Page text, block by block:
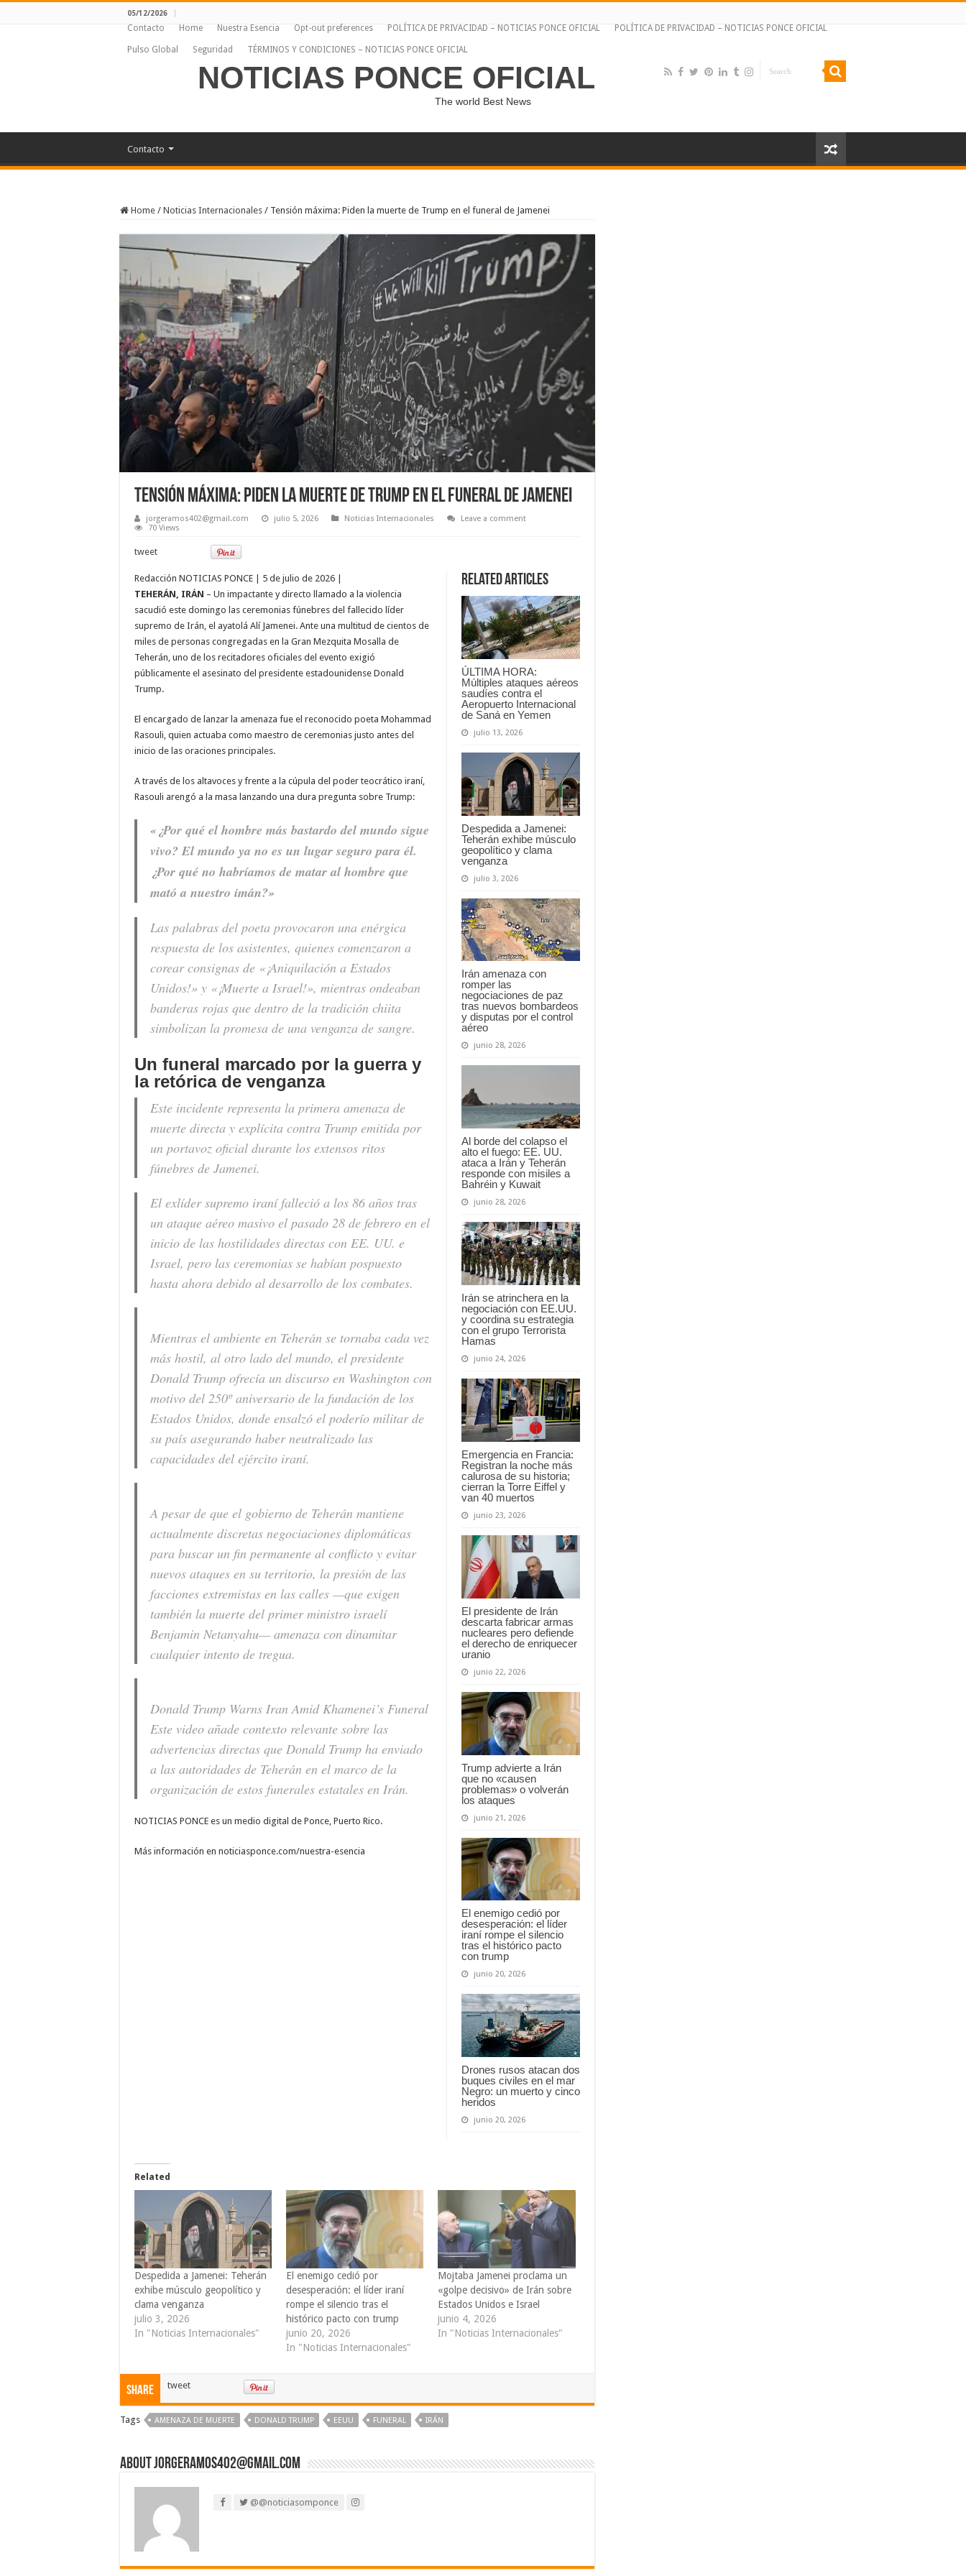
05/12/2026
Contacto Home Nuestra Esencia Opt-out preferences POLÍTICA DE PRIVACIDAD – NOTICIAS PONCE OFICIAL POLÍTICA DE PRIVACIDAD – NOTICIAS PONCE OFICIAL
Pulso Global Seguridad TÉRMINOS Y CONDICIONES – NOTICIAS PONCE OFICIAL
NOTICIAS PONCE OFICIAL
The world Best News
Contacto
Home / Noticias Internacionales / Tensión máxima: Piden la muerte de Trump en el funeral de Jamenei
Tensión máxima: Piden la muerte de Trump en el funeral de Jamenei
jorgeramos402@gmail.com julio 5, 2026 Noticias Internacionales
Leave a comment
70 Views
tweet
Related Articles
ÚLTIMA HORA:
Múltiples ataques aéreos
saudíes contra el
Aeropuerto Internacional
de Saná en Yemen
julio 13, 2026
Despedida a Jamenei:
Teherán exhibe músculo
geopolítico y clama
venganza
julio 3, 2026
Irán amenaza con
romper las
negociaciones de paz
tras nuevos bombardeos
y disputas por el control
aéreo
junio 28, 2026
Al borde del colapso el
alto el fuego: EE. UU.
ataca a Irán y Teherán
responde con misiles a
Bahréin y Kuwait
junio 28, 2026
Irán se atrinchera en la
negociación con EE.UU.
y coordina su estrategia
con el grupo Terrorista
Hamas
junio 24, 2026
Emergencia en Francia:
Registran la noche más
calurosa de su historia;
cierran la Torre Eiffel y
van 40 muertos
junio 23, 2026
El presidente de Irán
descarta fabricar armas
nucleares pero defiende
el derecho de enriquecer
uranio
junio 22, 2026
Trump advierte a Irán
que no «causen
problemas» o volverán
los ataques
junio 21, 2026
El enemigo cedió por
desesperación: el líder
iraní rompe el silencio
tras el histórico pacto
con trump
junio 20, 2026
Drones rusos atacan dos
buques civiles en el mar
Negro: un muerto y cinco
heridos
junio 20, 2026
Redacción NOTICIAS PONCE | 5 de julio de 2026 |
TEHERÁN, IRÁN – Un impactante y directo llamado a la violencia
sacudió este domingo las ceremonias fúnebres del fallecido líder
supremo de Irán, el ayatolá Alí Jamenei. Ante una multitud de cientos de
miles de personas congregadas en la Gran Mezquita Mosalla de
Teherán, uno de los recitadores oficiales del evento exigió
públicamente el asesinato del presidente estadounidense Donald
Trump.
El encargado de lanzar la amenaza fue el reconocido poeta Mohammad
Rasouli, quien actuaba como maestro de ceremonias justo antes del
inicio de las oraciones principales.
A través de los altavoces y frente a la cúpula del poder teocrático iraní,
Rasouli arengó a la masa lanzando una dura pregunta sobre Trump:
«¿Por qué el hombre más bastardo del mundo sigue
vivo? El mundo ya no es un lugar seguro para él.
¿Por qué no habríamos de matar al hombre que
mató a nuestro imán?»
Las palabras del poeta provocaron una enérgica
respuesta de los asistentes, quienes comenzaron a
corear consignas de «¡Aniquilación a Estados
Unidos!» y «¡Muerte a Israel!», mientras ondeaban
banderas rojas que dentro de la tradición chiita
simbolizan la promesa de una venganza de sangre.
Un funeral marcado por la guerra y
la retórica de venganza
Este incidente representa la primera amenaza de
muerte directa y explícita contra Trump emitida por
un portavoz oficial durante los extensos ritos
fúnebres de Jamenei.
El exlíder supremo iraní falleció a los 86 años tras
un ataque aéreo masivo el pasado 28 de febrero en el
inicio de las hostilidades directas con EE. UU. e
Israel, pero las ceremonias se habían pospuesto
hasta ahora debido al desarrollo de los combates.
Mientras el ambiente en Teherán se tornaba cada vez
más hostil, al otro lado del mundo, el presidente
Donald Trump ofrecía un discurso en Washington con
motivo del 250º aniversario de la fundación de los
Estados Unidos, donde ensalzó el poderío militar de
su país asegurando haber neutralizado las
capacidades del ejército iraní.
A pesar de que el gobierno de Teherán mantiene
actualmente discretas negociaciones diplomáticas
para buscar un fin permanente al conflicto y evitar
nuevos ataques en su territorio, la presión de las
facciones extremistas en las calles —que exigen
también la muerte del primer ministro israelí
Benjamin Netanyahu— amenaza con dinamitar
cualquier intento de tregua.
Donald Trump Warns Iran Amid Khamenei’s Funeral
Este video añade contexto relevante sobre las
advertencias directas que Donald Trump ha enviado
a las autoridades de Teherán en el marco de la
organización de estos funerales estatales en Irán.
NOTICIAS PONCE es un medio digital de Ponce, Puerto Rico.
Más información en noticiasponce.com/nuestra-esencia
Related
Despedida a Jamenei: Teherán
exhibe músculo geopolítico y
clama venganza
julio 3, 2026
In "Noticias Internacionales"
El enemigo cedió por
desesperación: el líder iraní
rompe el silencio tras el
histórico pacto con trump
junio 20, 2026
In "Noticias Internacionales"
Mojtaba Jamenei proclama un
«golpe decisivo» de Irán sobre
Estados Unidos e Israel
junio 4, 2026
In "Noticias Internacionales"
Share tweet
Tags AMENAZA DE MUERTE DONALD TRUMP EEUU FUNERAL IRÁN
About jorgeramos402@gmail.com
@@noticiasomponce